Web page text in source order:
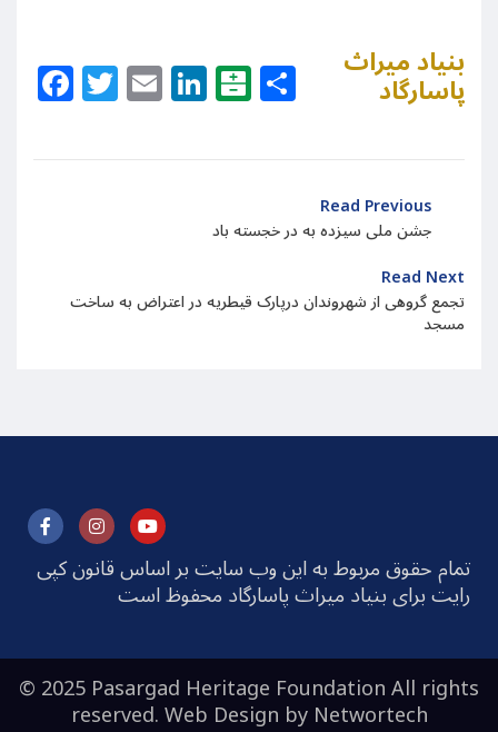
Facebook
Twitter
EmailLinkedIn
Balatarin
Share
بنیاد میراث
پاسارگاد
Read Previous
جشن ملی سیزده به در خجسته باد
Read Next
تجمع گروهی از شهروندان درپارک قیطریه در اعتراض به ساخت
مسجد
تمام حقوق مربوط به این وب سایت بر اساس قانون کپی
رایت برای بنیاد میراث پاسارگاد محفوظ است
© 2025 Pasargad Heritage Foundation All rights
reserved. Web Design byNetwortech